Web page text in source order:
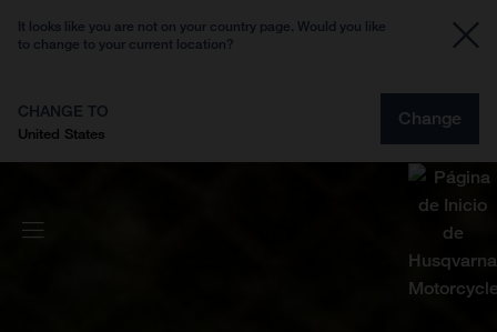
It looks like you are not on your country page. Would you like
to change to your current location?
CHANGE TO
United States
Change